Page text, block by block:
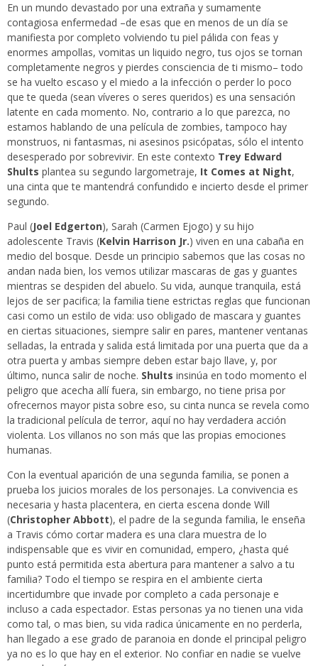
En un mundo devastado por una extraña y sumamente
contagiosa enfermedad –de esas que en menos de un día se
manifiesta por completo volviendo tu piel pálida con feas y
enormes ampollas, vomitas un liquido negro, tus ojos se tornan
completamente negros y pierdes consciencia de ti mismo– todo
se ha vuelto escaso y el miedo a la infección o perder lo poco
que te queda (sean víveres o seres queridos) es una sensación
latente en cada momento. No, contrario a lo que parezca, no
estamos hablando de una película de zombies, tampoco hay
monstruos, ni fantasmas, ni asesinos psicópatas, sólo el intento
desesperado por sobrevivir. En este contexto Trey Edward
Shults plantea su segundo largometraje, It Comes at Night,
una cinta que te mantendrá confundido e incierto desde el primer
segundo.
Paul (Joel Edgerton), Sarah (Carmen Ejogo) y su hijo
adolescente Travis (Kelvin Harrison Jr.) viven en una cabaña en
medio del bosque. Desde un principio sabemos que las cosas no
andan nada bien, los vemos utilizar mascaras de gas y guantes
mientras se despiden del abuelo. Su vida, aunque tranquila, está
lejos de ser pacifica; la familia tiene estrictas reglas que funcionan
casi como un estilo de vida: uso obligado de mascara y guantes
en ciertas situaciones, siempre salir en pares, mantener ventanas
selladas, la entrada y salida está limitada por una puerta que da a
otra puerta y ambas siempre deben estar bajo llave, y, por
último, nunca salir de noche. Shults insinúa en todo momento el
peligro que acecha allí fuera, sin embargo, no tiene prisa por
ofrecernos mayor pista sobre eso, su cinta nunca se revela como
la tradicional película de terror, aquí no hay verdadera acción
violenta. Los villanos no son más que las propias emociones
humanas.
Con la eventual aparición de una segunda familia, se ponen a
prueba los juicios morales de los personajes. La convivencia es
necesaria y hasta placentera, en cierta escena donde Will
(Christopher Abbott), el padre de la segunda familia, le enseña
a Travis cómo cortar madera es una clara muestra de lo
indispensable que es vivir en comunidad, empero, ¿hasta qué
punto está permitida esta abertura para mantener a salvo a tu
familia? Todo el tiempo se respira en el ambiente cierta
incertidumbre que invade por completo a cada personaje e
incluso a cada espectador. Estas personas ya no tienen una vida
como tal, o mas bien, su vida radica únicamente en no perderla,
han llegado a ese grado de paranoia en donde el principal peligro
ya no es lo que hay en el exterior. No confiar en nadie se vuelve